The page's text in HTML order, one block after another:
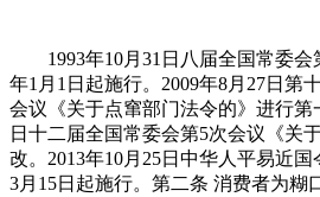
1993年10月31日八届全国常委会
年1月1日起施行。2009年8月27日第
会议《关于点窜部门法令的》进行第
日十二届全国常委会第5次会议《关
改。2013年10月25日中华人平易近
3月15日起施行。第二条 消费者为糊